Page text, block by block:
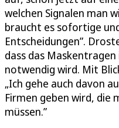
welchen Signalen man
braucht es sofortige
Entscheidungen”.
dass das
notwendig wird. Mit
„Ich gehe auch davon
Firmen geben wird, die
müssen.”